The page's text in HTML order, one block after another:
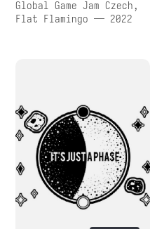
Global Game Jam Czech,
Flat Flamingo — 2022